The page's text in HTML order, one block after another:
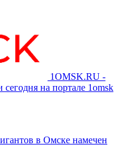
1OMSK.RU -
на портале 1omsk
в Омске намечен